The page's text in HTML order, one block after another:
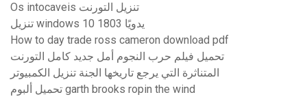
Os intocaveis تنزيل التورنت
تنزيل windows 10 1803 يدويًا
How to day trade ross cameron download pdf
تحميل فيلم حرب النجوم أمل جديد كامل التورنت
المتناثرة التي يرجع تاريخها الجنة تنزيل الكمبيوتر
تحميل ألبوم garth brooks ropin the wind